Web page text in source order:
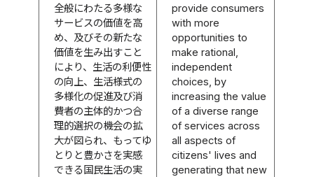
全般にわたる多様な
サービスの価値を高
め、及びその新たな
価値を生み出すこと
により、生活の利便性
の向上、生活様式の
多様化の促進及び消
費者の主体的かつ合
理的選択の機会の拡
大が図られ、もってゆ
とりと豊かさを実感
できる国民生活の実
provide consumers
with more
opportunities to
make rational,
independent
choices, by
increasing the value
of a diverse range
of services across
all aspects of
citizens' lives and
generating that new